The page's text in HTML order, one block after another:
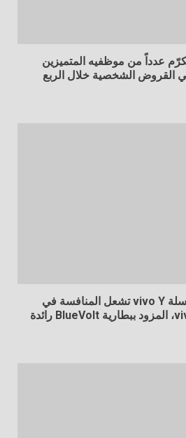
عدداً من موظفيه المتميزين
في القروض الشخصية خلال الربع
أكبر بطارية في تاريخ سلسلة vivo Y تشعل المنافسة في
مصر مع إطلاق vivo Y500، المزود ببطارية BlueVolt رائدة